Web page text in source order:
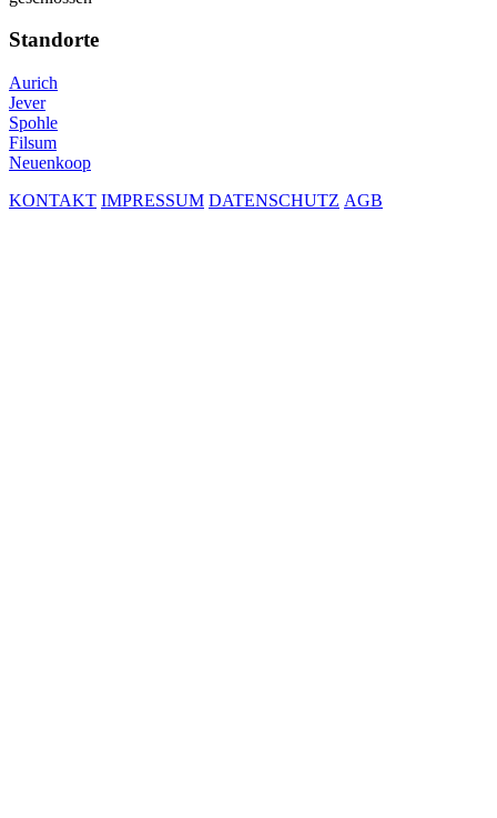
Standorte
Aurich
Jever
Spohle
Filsum
Neuenkoop
KONTAKT IMPRESSUM DATENSCHUTZ AGB